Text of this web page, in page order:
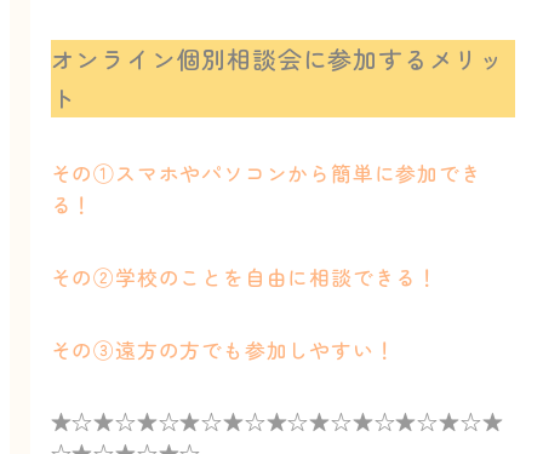
オンライン個別相談会に参加するメリッ
ト
その①スマホやパソコンから簡単に参加でき
る！
その②学校のことを自由に相談できる！
その③遠方の方でも参加しやすい！
★☆★☆★☆★☆★☆★☆★☆★☆★☆★☆★